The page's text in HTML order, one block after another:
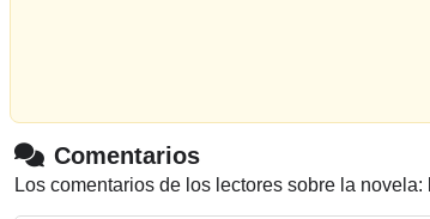
Comentarios
Los comentarios de los lectores sobre la novela: